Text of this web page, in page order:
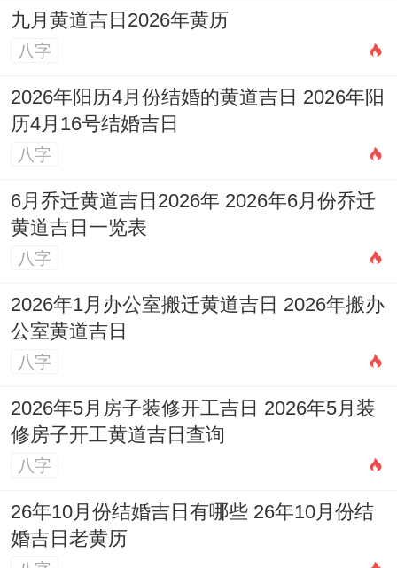
五、财富与物质：财星不显，稳守为上
的财富运势并非主流，流年财星藏而不露，
代表着通过自身努力直接获取较大额收入的
持。
但「伤官」生「财」的潜流存在。你们可能
的创意劳动（如设计、制作手工艺品）或凭
借优异的学业表现获得奖学金、红包等额外
问题是比劫透干，也主消费欲望增强，容易
为了面子、人情或一时兴起而产生计划外的
开支，如频繁请客、购买非必需的电子产品
或潮流物品等，造成钱财的耗散。
九月黄道吉日2026年黄历
八字
2026年阳历4月份结婚的黄道吉日 2026年阳
历4月16号结婚吉日
八字
6月乔迁黄道吉日2026年 2026年6月份乔迁
黄道吉日一览表
八字
2026年1月办公室搬迁黄道吉日 2026年搬办
公室黄道吉日
八字
2026年5月房子装修开工吉日 2026年5月装
修房子开工黄道吉日查询
八字
26年10月份结婚吉日有哪些 26年10月份结
婚吉日老黄历